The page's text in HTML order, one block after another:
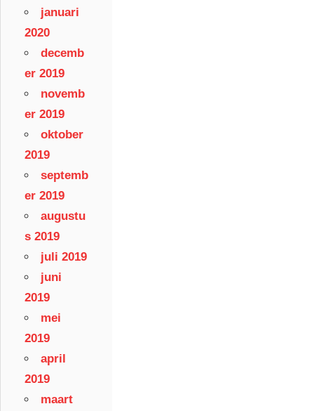
januari
2020
decemb
er 2019
novemb
er 2019
oktober
2019
septemb
er 2019
augustu
s 2019
juli 2019
juni
2019
mei
2019
april
2019
maart